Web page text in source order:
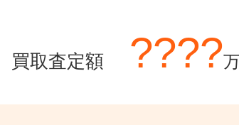
買取査定額 ????